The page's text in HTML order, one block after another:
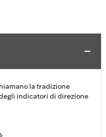
la tradizione
indicatori di direzione